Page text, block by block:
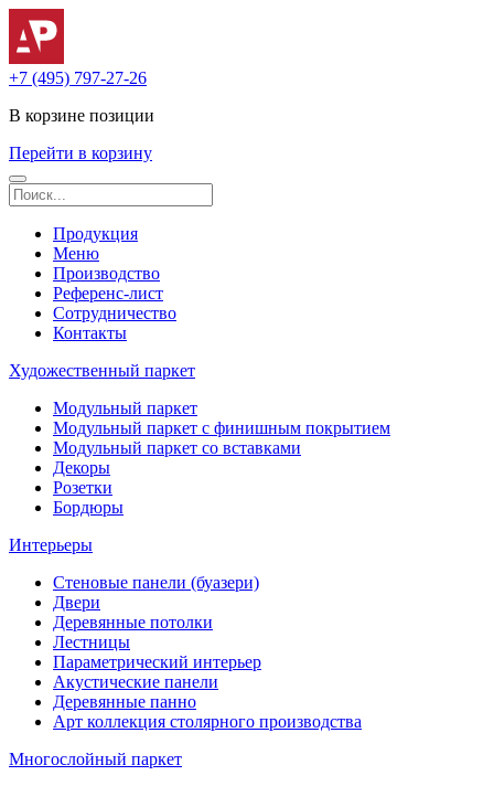
+7 (495) 797-27-26
В корзине позиции
Перейти в корзину
Продукция
Меню
Производство
Референс-лист
Сотрудничество
Контакты
Художественный паркет
Модульный паркет
Модульный паркет с финишным покрытием
Модульный паркет со вставками
Декоры
Розетки
Бордюры
Интерьеры
Стеновые панели (буазери)
Двери
Деревянные потолки
Лестницы
Параметрический интерьер
Акустические панели
Деревянные панно
Арт коллекция столярного производства
Многослойный паркет